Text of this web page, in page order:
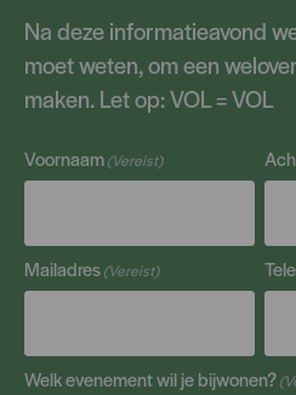
Na deze informatieavond
moet weten, om een
maken. Let op: VOL = VOL
Voornaam(Vereist)
Mailadres(Vereist)
Welk evenement wil je bijwonen?